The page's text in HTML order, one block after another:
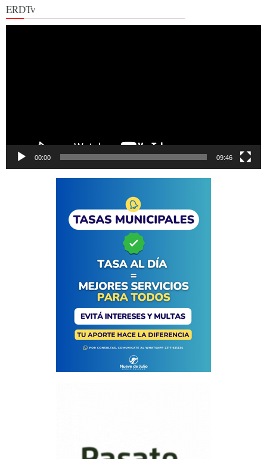
ERDTv
00:00 09:46